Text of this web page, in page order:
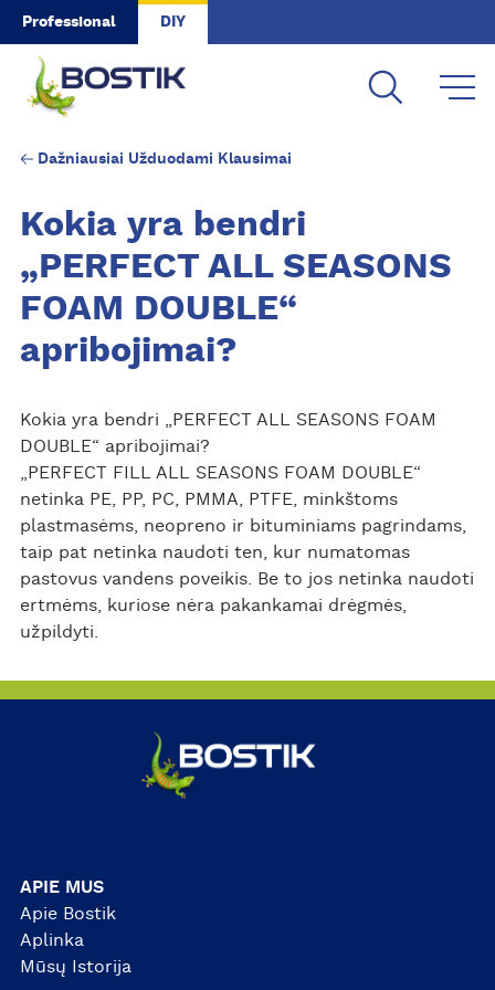
Skip to main content
Professional DIY
Dažniausiai Užduodami Klausimai
Kokia yra bendri
„PERFECT ALL SEASONS
FOAM DOUBLE“
apribojimai?
Kokia yra bendri „PERFECT ALL SEASONS FOAM
DOUBLE“ apribojimai?
„PERFECT FILL ALL SEASONS FOAM DOUBLE“
netinka PE, PP, PC, PMMA, PTFE, minkštoms
plastmasėms, neopreno ir bituminiams pagrindams,
taip pat netinka naudoti ten, kur numatomas
pastovus vandens poveikis. Be to jos netinka naudoti
ertmėms, kuriose nėra pakankamai drėgmės,
užpildyti.
APIE MUS
Apie Bostik
Aplinka
Mūsų Istorija